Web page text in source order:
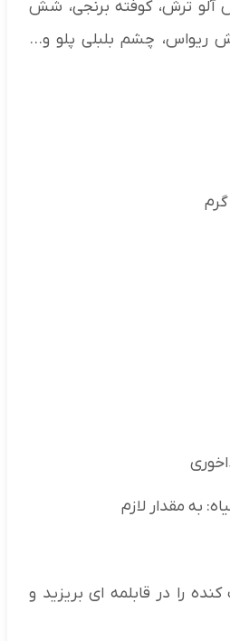
آلو ترش، کوفته برنجی، شش
ریواس، چشم بلبلی پلو و…
به مقدار لازم
را در قابلمه ای بریزید و